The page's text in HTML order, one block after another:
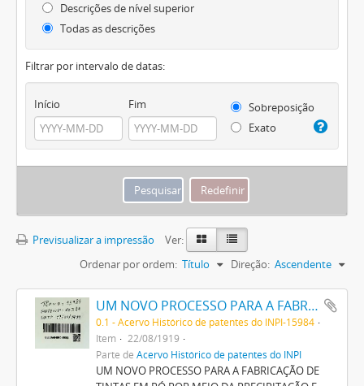
Descrições de nível superior
Todas as descrições
Filtrar por intervalo de datas:
Início Fim
Sobreposição
Exato
Previsualizar a impressão
Ver:
Ordenar por ordem: Título Direção: Ascendente
UM NOVO PROCESSO PARA A FABRICAÇÃO DE TINTAS EM PÓ POR MEIO DA PRECIPITAÇÃO E FIXAÇÃO DE TINTAS ANILINAS SOBRE CORPOS MINERAES
0.1 - Acervo Histórico de patentes do INPI-15984
Item
22/08/1919
Parte de Acervo Histórico de patentes do INPI
UM NOVO PROCESSO PARA A FABRICAÇÃO DE